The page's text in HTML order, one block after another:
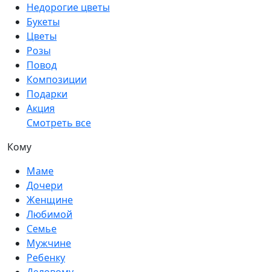
Недорогие цветы
Букеты
Цветы
Розы
Повод
Композиции
Подарки
Акция
Смотреть все
Кому
Маме
Дочери
Женщине
Любимой
Семье
Мужчине
Ребенку